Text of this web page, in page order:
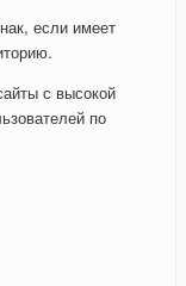
если имеет
с высокой
по